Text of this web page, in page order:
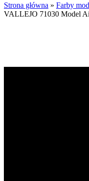
Strona główna » Farby
VALLEJO 71030 Model